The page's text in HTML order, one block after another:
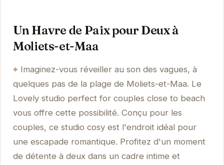
Un Havre de Paix pour Deux à
Moliets-et-Maa
Imaginez-vous réveiller au son des vagues, à
quelques pas de la plage de Moliets-et-Maa. Le
Lovely studio perfect for couples close to beach
vous offre cette possibilité. Conçu pour les
couples, ce studio cosy est l'endroit idéal pour
une escapade romantique. Profitez d'un moment
de détente à deux dans un cadre intime et